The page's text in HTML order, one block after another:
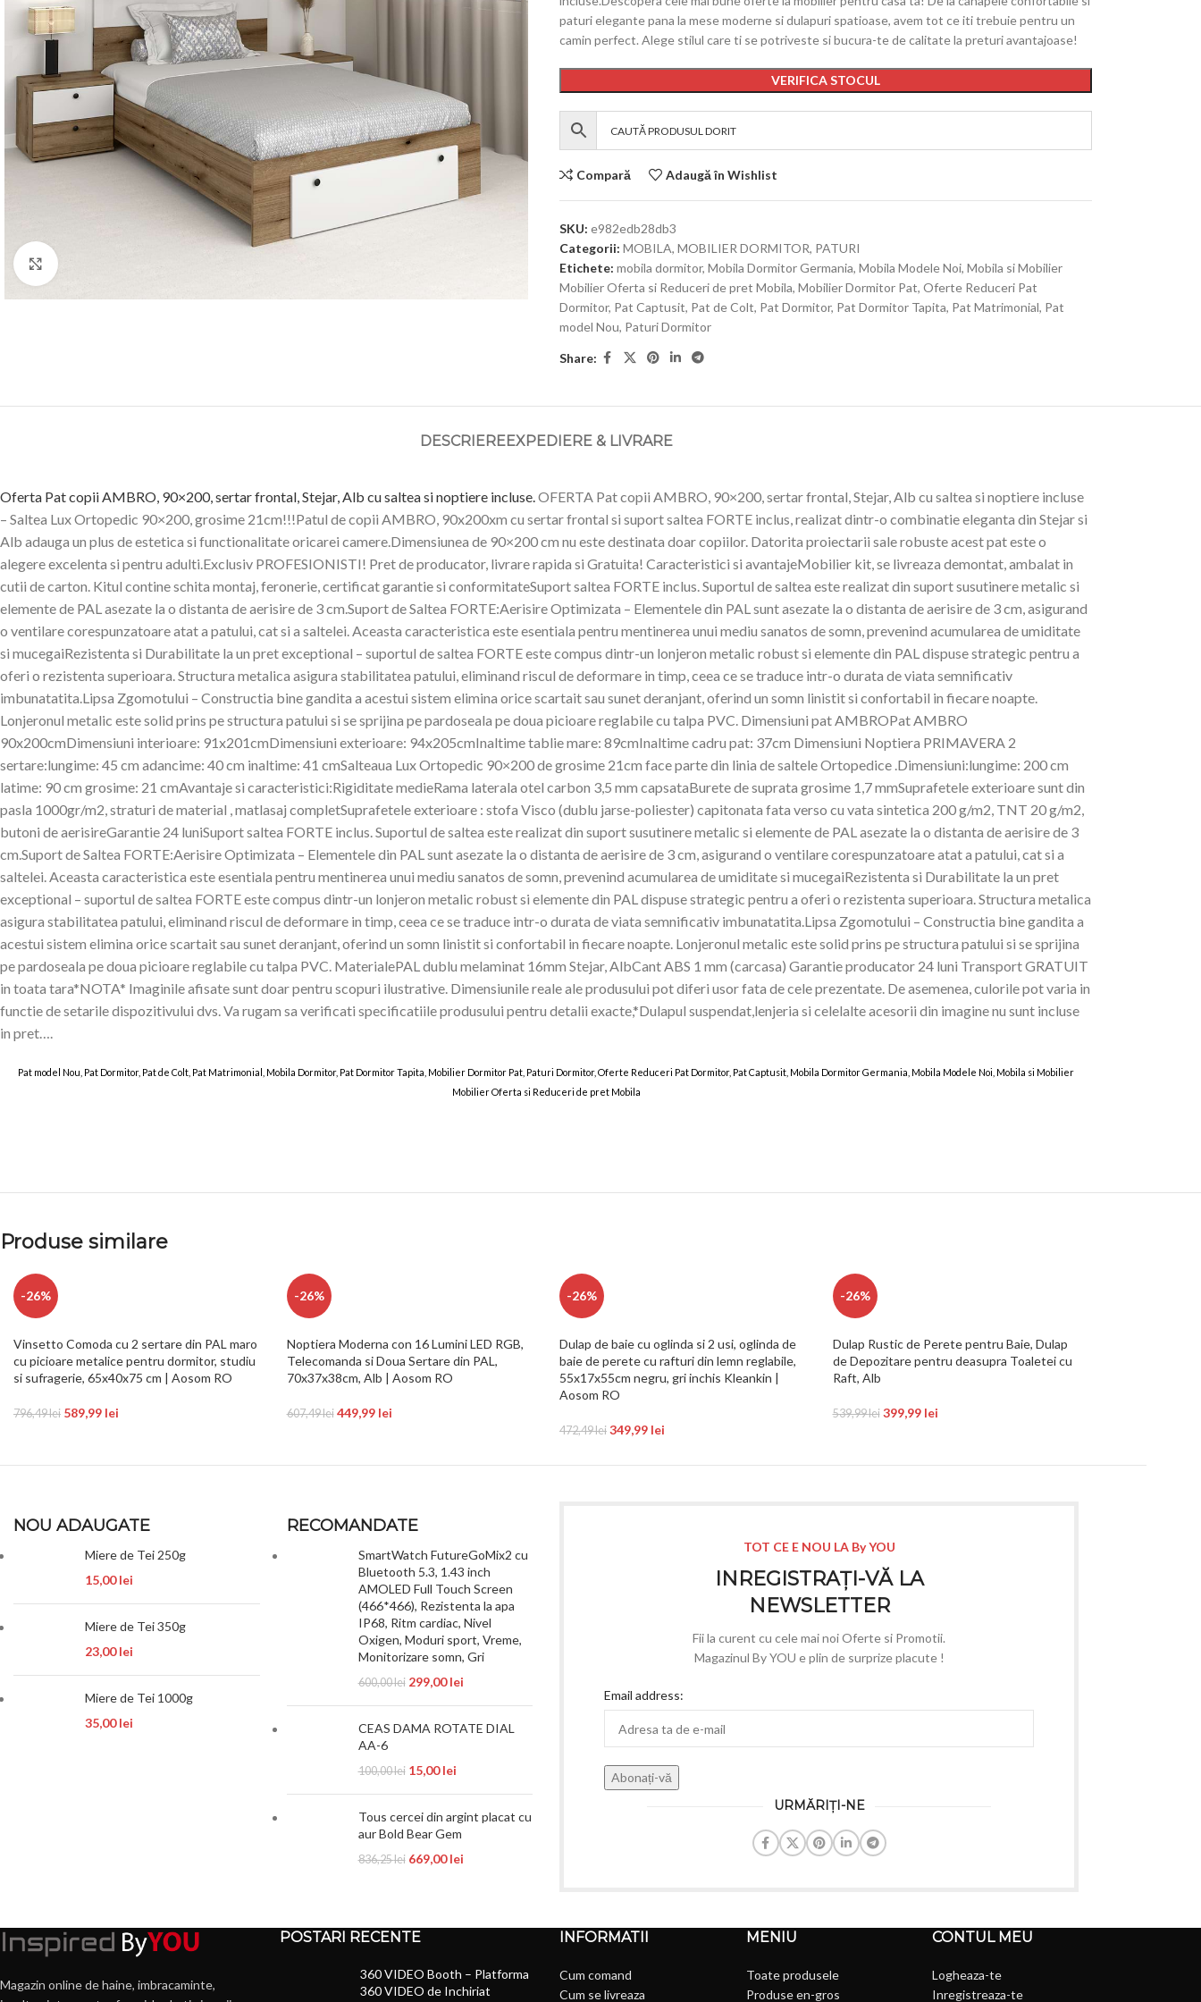
paturi elegante pana la mese moderne si dulapuri spatioase, avem tot ce iti trebuie pentru un
camin perfect. Alege stilul care ti se potriveste si bucura-te de calitate la preturi avantajoase!
VERIFICA STOCUL
Compară Adaugă în Wishlist
SKU: e982edb28db3
Categorii: MOBILA, MOBILIER DORMITOR, PATURI
Etichete: mobila dormitor, Mobila Dormitor Germania, Mobila Modele Noi, Mobila si Mobilier
Mobilier Oferta si Reduceri de pret Mobila, Mobilier Dormitor Pat, Oferte Reduceri Pat
Dormitor, Pat Captusit, Pat de Colt, Pat Dormitor, Pat Dormitor Tapita, Pat Matrimonial, Pat
model Nou, Paturi Dormitor
Share:
DESCRIEREEXPEDIERE & LIVRARE
Oferta Pat copii AMBRO, 90×200, sertar frontal, Stejar, Alb cu saltea si noptiere incluse.OFERTA Pat copii AMBRO, 90×200, sertar frontal, Stejar, Alb cu saltea si noptiere incluse
– Saltea Lux Ortopedic 90×200, grosime 21cm!!!Patul de copii AMBRO, 90x200xm cu sertar frontal si suport saltea FORTE inclus, realizat dintr-o combinatie eleganta din Stejar si
Alb adauga un plus de estetica si functionalitate oricarei camere.Dimensiunea de 90×200 cm nu este destinata doar copiilor. Datorita proiectarii sale robuste acest pat este o
alegere excelenta si pentru adulti.Exclusiv PROFESIONISTI! Pret de producator, livrare rapida si Gratuita! Caracteristici si avantajeMobilier kit, se livreaza demontat, ambalat in
cutii de carton. Kitul contine schita montaj, feronerie, certificat garantie si conformitateSuport saltea FORTE inclus. Suportul de saltea este realizat din suport susutinere metalic si
elemente de PAL asezate la o distanta de aerisire de 3 cm.Suport de Saltea FORTE:Aerisire Optimizata – Elementele din PAL sunt asezate la o distanta de aerisire de 3 cm, asigurand
o ventilare corespunzatoare atat a patului, cat si a saltelei. Aceasta caracteristica este esentiala pentru mentinerea unui mediu sanatos de somn, prevenind acumularea de umiditate
si mucegaiRezistenta si Durabilitate la un pret exceptional – suportul de saltea FORTE este compus dintr-un lonjeron metalic robust si elemente din PAL dispuse strategic pentru a
oferi o rezistenta superioara. Structura metalica asigura stabilitatea patului, eliminand riscul de deformare in timp, ceea ce se traduce intr-o durata de viata semnificativ
imbunatatita.Lipsa Zgomotului – Constructia bine gandita a acestui sistem elimina orice scartait sau sunet deranjant, oferind un somn linistit si confortabil in fiecare noapte.
Lonjeronul metalic este solid prins pe structura patului si se sprijina pe pardoseala pe doua picioare reglabile cu talpa PVC. Dimensiuni pat AMBROPat AMBRO
90x200cmDimensiuni interioare: 91x201cmDimensiuni exterioare: 94x205cmInaltime tablie mare: 89cmInaltime cadru pat: 37cm Dimensiuni Noptiera PRIMAVERA 2
sertare:lungime: 45 cm adancime: 40 cm inaltime: 41 cmSalteaua Lux Ortopedic 90×200 de grosime 21cm face parte din linia de saltele Ortopedice .Dimensiuni:lungime: 200 cm
latime: 90 cm grosime: 21 cmAvantaje si caracteristici:Rigiditate medieRama laterala otel carbon 3,5 mm capsataBurete de suprata grosime 1,7 mmSuprafetele exterioare sunt din
pasla 1000gr/m2, straturi de material , matlasaj completSuprafetele exterioare : stofa Visco (dublu jarse-poliester) capitonata fata verso cu vata sintetica 200 g/m2, TNT 20 g/m2,
butoni de aerisireGarantie 24 luniSuport saltea FORTE inclus. Suportul de saltea este realizat din suport susutinere metalic si elemente de PAL asezate la o distanta de aerisire de 3
cm.Suport de Saltea FORTE:Aerisire Optimizata – Elementele din PAL sunt asezate la o distanta de aerisire de 3 cm, asigurand o ventilare corespunzatoare atat a patului, cat si a
saltelei. Aceasta caracteristica este esentiala pentru mentinerea unui mediu sanatos de somn, prevenind acumularea de umiditate si mucegaiRezistenta si Durabilitate la un pret
exceptional – suportul de saltea FORTE este compus dintr-un lonjeron metalic robust si elemente din PAL dispuse strategic pentru a oferi o rezistenta superioara. Structura metalica
asigura stabilitatea patului, eliminand riscul de deformare in timp, ceea ce se traduce intr-o durata de viata semnificativ imbunatatita.Lipsa Zgomotului – Constructia bine gandita a
acestui sistem elimina orice scartait sau sunet deranjant, oferind un somn linistit si confortabil in fiecare noapte. Lonjeronul metalic este solid prins pe structura patului si se sprijina
pe pardoseala pe doua picioare reglabile cu talpa PVC. MaterialePAL dublu melaminat 16mm Stejar, AlbCant ABS 1 mm (carcasa) Garantie producator 24 luni Transport GRATUIT
in toata tara*NOTA* Imaginile afisate sunt doar pentru scopuri ilustrative. Dimensiunile reale ale produsului pot diferi usor fata de cele prezentate. De asemenea, culorile pot varia in
functie de setarile dispozitivului dvs. Va rugam sa verificati specificatiile produsului pentru detalii exacte,*Dulapul suspendat,lenjeria si celelalte acesorii din imagine nu sunt incluse
in pret….
Pat model Nou, Pat Dormitor, Pat de Colt, Pat Matrimonial, Mobila Dormitor, Pat Dormitor Tapita, Mobilier Dormitor Pat, Paturi Dormitor, Oferte Reduceri Pat Dormitor, Pat Captusit, Mobila Dormitor Germania, Mobila Modele Noi, Mobila si Mobilier
Mobilier Oferta si Reduceri de pret Mobila
Produse similare
-26%
Vinsetto Comoda cu 2 sertare din PAL maro
cu picioare metalice pentru dormitor, studiu
si sufragerie, 65x40x75 cm | Aosom RO
796,49lei 589,99 lei
-26%
Noptiera Moderna con 16 Lumini LED RGB,
Telecomanda si Doua Sertare din PAL,
70x37x38cm, Alb | Aosom RO
607,49lei 449,99 lei
-26%
Dulap de baie cu oglinda si 2 usi, oglinda de
baie de perete cu rafturi din lemn reglabile,
55x17x55cm negru, gri inchis Kleankin |
Aosom RO
472,49lei 349,99 lei
-26%
Dulap Rustic de Perete pentru Baie, Dulap
de Depozitare pentru deasupra Toaletei cu
Raft, Alb
539,99lei 399,99 lei
NOU ADAUGATE
Miere de Tei 250g
15,00lei
Miere de Tei 350g
23,00lei
Miere de Tei 1000g
35,00lei
RECOMANDATE
SmartWatch FutureGoMix2 cu
Bluetooth 5.3, 1.43 inch
AMOLED Full Touch Screen
(466*466), Rezistenta la apa
IP68, Ritm cardiac, Nivel
Oxigen, Moduri sport, Vreme,
Monitorizare somn, Gri
600,00lei 299,00lei
CEAS DAMA ROTATE DIAL
AA-6
100,00lei 15,00lei
Tous cercei din argint placat cu
aur Bold Bear Gem
836,25lei 669,00lei
TOT CE E NOU LA By YOU
INREGISTRAȚI-VĂ LA
NEWSLETTER
Fii la curent cu cele mai noi Oferte si Promotii.
Magazinul By YOU e plin de surprize placute !
Email address:
URMĂRIȚI-NE
Magazin online de haine, imbracaminte,
POSTARI RECENTE
360 VIDEO Booth – Platforma
360 VIDEO de Inchiriat
INFORMATII
Cum comand
Cum se livreaza
MENIU
Toate produsele
Produse en-gros
CONTUL MEU
Logheaza-te
Inregistreaza-te